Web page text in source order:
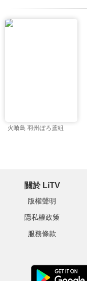
火喰鳥 羽州ぼろ鳶組
關於 LiTV
版權聲明
隱私權政策
服務條款